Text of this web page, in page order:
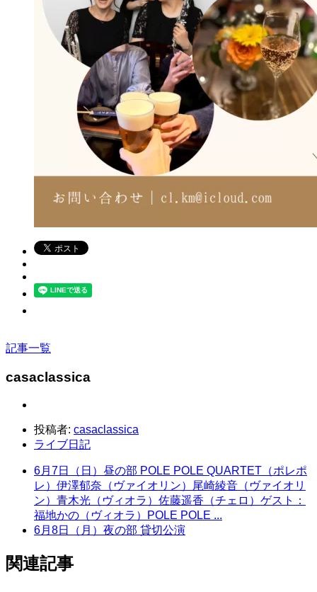
記事一覧
casaclassica
投稿者: casaclassica
ライブ日記
6月7日（日）昼の部 POLE POLE QUARTET（ポレポ
レ）伊澤郁奈（ヴァイオリン）尾崎綾音（ヴァイオリ
ン）青木光（ヴィオラ）佐藤遥香（チェロ）ゲスト：
福地かの（ヴィオラ）POLE POLE ...
6月8日（月）夜の部 貸切公演
関連記事